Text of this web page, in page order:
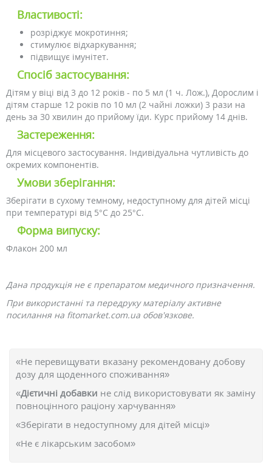
Властивості:
розріджує мокротиння;
стимулює відхаркування;
підвищує імунітет.
Спосіб застосування:
Дітям у віці від 3 до 12 років - по 5 мл (1 ч. Лож.), Дорослим і
дітям старше 12 років по 10 мл (2 чайні ложки) 3 рази на
день за 30 хвилин до прийому їди. Курс прийому 14 днів.
Застереження:
Для місцевого застосування. Індивідуальна чутливість до
окремих компонентів.
Умови зберігання:
Зберігати в сухому темному, недоступному для дітей місці
при температурі від 5°C до 25°C.
Форма випуску:
Флакон 200 мл
Дана продукція не є препаратом медичного призначення.
При використанні та передруку матеріалу активне
посилання на fitomarket.com.ua обов'язкове.
«Не перевищувати вказану рекомендовану добову
дозу для щоденного споживання»
«Дієтичні добавки не слід використовувати як заміну
повноцінного раціону харчування»
«Зберігати в недоступному для дітей місці»
«Не є лікарським засобом»